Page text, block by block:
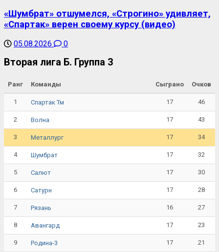
«Шумбрат» отшумелся, «Строгино» удивляет,
«Спартак» верен своему курсу (видео)
05.08.2026 0
Вторая лига Б. Группа 3
Ранг Команды Сыграно Очков
1 Спартак Тм 17 46
2 Волна 17 43
3 Металлург 17 34
4 Шумбрат 17 32
5 Салют 17 30
6 Сатурн 17 28
7 Рязань 16 27
8 Авангард 17 23
9 Родина-3 17 21